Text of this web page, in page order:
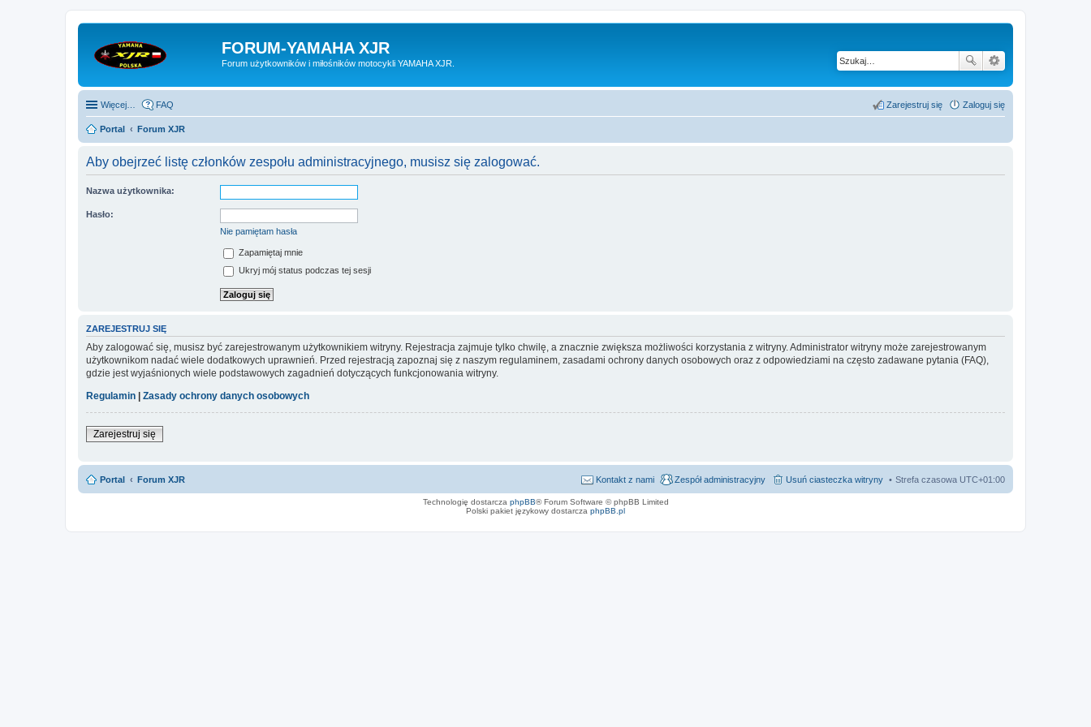
FORUM-YAMAHA XJR
Forum użytkowników i miłośników motocykli YAMAHA XJR.
Więcej… FAQ Zaloguj się
Zarejestruj się
Portal Forum XJR
Aby obejrzeć listę członków zespołu administracyjnego, musisz się zalogować.
Nazwa użytkownika:
Hasło:
Nie pamiętam hasła
Zapamiętaj mnie
Ukryj mój status podczas tej sesji
ZAREJESTRUJ SIĘ
Aby zalogować się, musisz być zarejestrowanym użytkownikiem witryny. Rejestracja zajmuje tylko chwilę, a znacznie zwiększa możliwości korzystania z witryny. Administrator witryny może zarejestrowanym
użytkownikom nadać wiele dodatkowych uprawnień. Przed rejestracją zapoznaj się z naszym regulaminem, zasadami ochrony danych osobowych oraz z odpowiedziami na często zadawane pytania (FAQ),
gdzie jest wyjaśnionych wiele podstawowych zagadnień dotyczących funkcjonowania witryny.
Regulamin
Zasady ochrony danych osobowych
Zarejestruj się
Portal Forum XJR Strefa czasowa UTC+01:00
Usuń ciasteczka witryny
Zespół administracyjny
Kontakt z nami
Technologię dostarcza phpBB® Forum Software © phpBB Limited
Polski pakiet językowy dostarcza phpBB.pl